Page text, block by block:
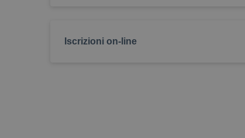
Iscrizioni on-line